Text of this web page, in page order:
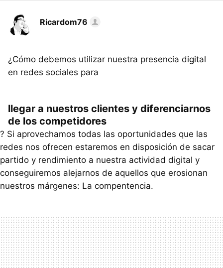
Ricardom76
¿Cómo debemos utilizar nuestra presencia digital
en redes sociales para
llegar a nuestros clientes y diferenciarnos
de los competidores
? Si aprovechamos todas las oportunidades que las
redes nos ofrecen estaremos en disposición de sacar
partido y rendimiento a nuestra actividad digital y
conseguiremos alejarnos de aquellos que erosionan
nuestros márgenes: La compentencia.